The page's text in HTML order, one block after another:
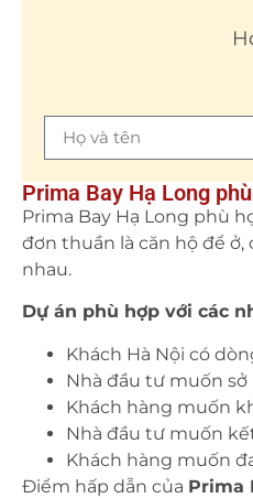
Prima Bay Hạ Long
Prima Bay Hạ Long phù
đơn thuần là căn hộ để
nhau.
Dự án phù hợp với các
Khách Hà Nội có
Nhà đầu tư muốn
Khách hàng muốn
Nhà đầu tư muốn
Khách hàng muốn
Điểm hấp dẫn của Prima